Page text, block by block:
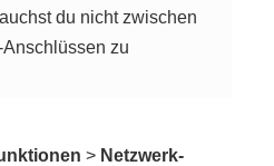
du nicht zwischen
zu
> Netzwerk-